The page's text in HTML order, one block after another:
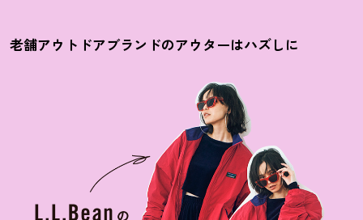
老舗アウトドアブランドのアウターはハズしに